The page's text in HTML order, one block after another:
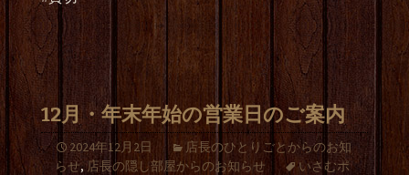
12月・年末年始の営業日のご案内
2024年12月2日
店長のひとりごとからのお知
らせ,店長の隠し部屋からのお知らせ
いさむポ